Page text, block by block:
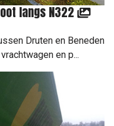
langs N322
Druten en Beneden
en p...